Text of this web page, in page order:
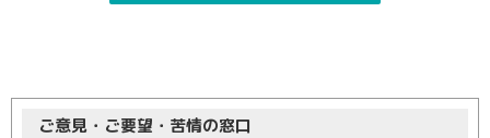
ご意見・ご要望・苦情の窓口